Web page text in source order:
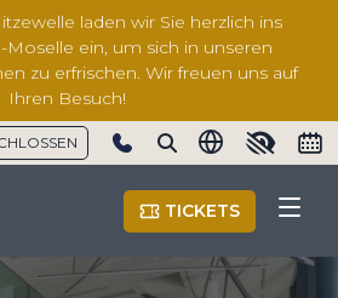
laden wir Sie herzlich ins
Moselle ein, um sich in unseren
zu erfrischen. Wir freuen uns auf
Ihren Besuch!
Show phone number
TICKETS